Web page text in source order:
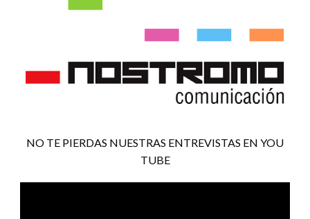
NO TE PIERDAS NUESTRAS ENTREVISTAS EN YOU
TUBE